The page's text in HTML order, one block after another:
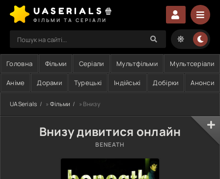
UASERIALS🍿
ФІЛЬМИ ТА СЕРІАЛИ
Головна Фільми Серіали Мультфільми Мультсеріали
Аніме Дорами Турецькі Індійські Добірки Анонси
UASerials » Фільми » Внизу
Внизу дивитися онлайн
BENEATH